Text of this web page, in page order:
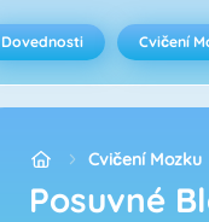
Dovednosti Cvičení
Cvičení Mozku
Posuvné